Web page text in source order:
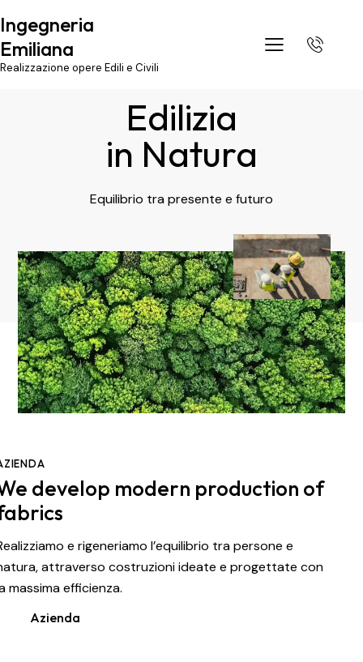
Ingegneria
Emiliana
Realizzazione opere Edili e Civili
Edilizia
in Natura
Equilibrio tra presente e futuro
develop modern production of
e rigeneriamo l’equilibrio tra persone e
attraverso costruzioni ideate e progettate con
massima efficienza.
Azienda